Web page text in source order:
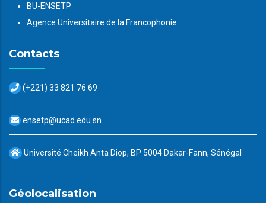
BU-ENSETP
Agence Universitaire de la Francophonie
Contacts
(+221) 33 821 76 69
ensetp@ucad.edu.sn
Université Cheikh Anta Diop, BP 5004 Dakar-Fann, Sénégal
Géolocalisation